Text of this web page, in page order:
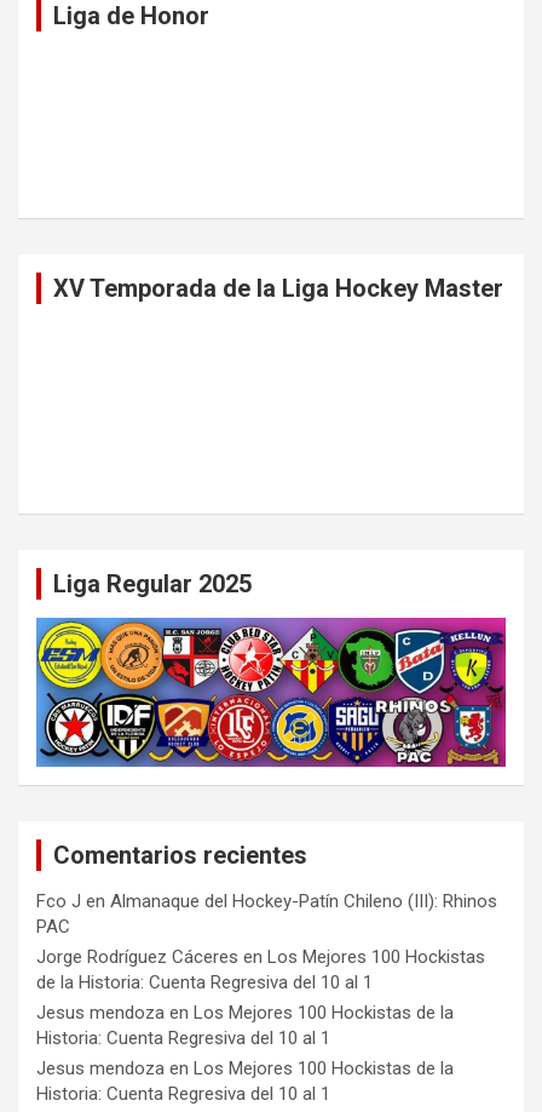
Liga de Honor
XV Temporada de la Liga Hockey Master
Liga Regular 2025
Comentarios recientes
Fco J en Almanaque del Hockey-Patín Chileno (III): Rhinos
PAC
Jorge Rodríguez Cáceres en Los Mejores 100 Hockistas
de la Historia: Cuenta Regresiva del 10 al 1
Jesus mendoza en Los Mejores 100 Hockistas de la
Historia: Cuenta Regresiva del 10 al 1
Jesus mendoza en Los Mejores 100 Hockistas de la
Historia: Cuenta Regresiva del 10 al 1